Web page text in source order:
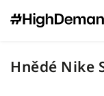
Hnědé Nike